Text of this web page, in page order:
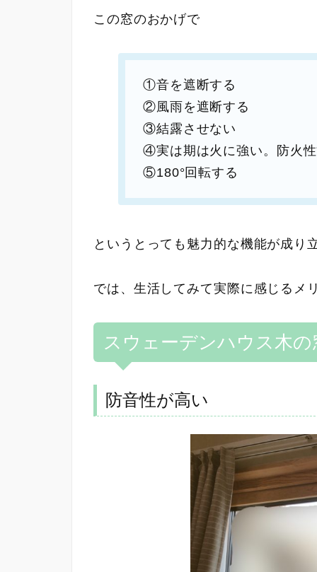
この窓のおかげで
①音を遮断する
②風雨を遮断する
③結露させない
④実は期は火に強い。防火
⑤180°回転する
というとっても魅力的な機能が成り
では、生活してみて実際に感じるメ
スウェーデンハウス木
防音性が高い